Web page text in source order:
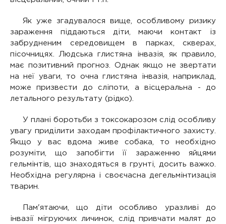
Як уже згадувалося вище, особливому ризику
зараження піддаються діти, маючи контакт із
забрудненим середовищем в парках, скверах,
пісочницях. Людська глистяна інвазія, як правило,
має позитивний прогноз. Однак якщо не звертати
на неї уваги, то очна глистяна інвазія, наприклад,
може призвести до сліпоти, а вісцеральна - до
летального результату (рідко).
У плані боротьби з токсокарозом слід особливу
увагу приділити заходам профілактичного захисту.
Якщо у вас вдома живе собака, то необхідно
розуміти, що запобігти її зараженню яйцями
гельмінтів, що знаходяться в грунті, досить важко.
Необхідна регулярна і своєчасна дегельмінтизація
тварин.
Пам'ятаючи, що діти особливо уразливі до
інвазії мігруючих личинок, слід привчати малят до